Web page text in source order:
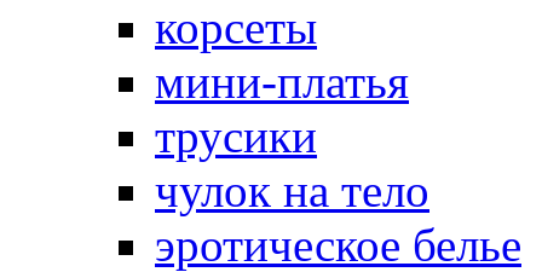
корсеты
мини-платья
трусики
чулок на тело
эротическое белье